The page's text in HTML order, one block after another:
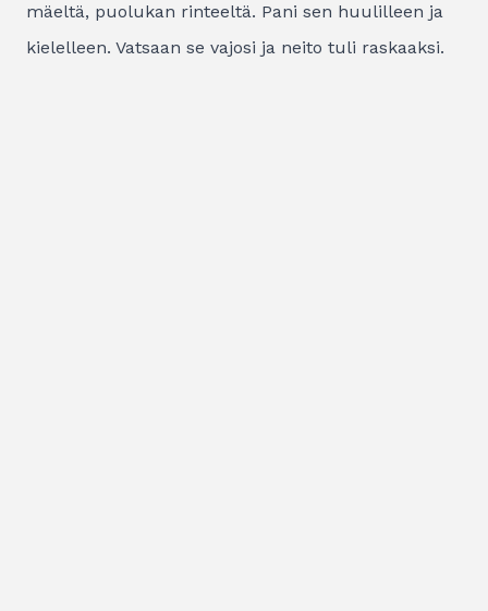
mäeltä, puolukan rinteeltä. Pani sen huulilleen ja
kielelleen. Vatsaan se vajosi ja neito tuli raskaaksi.